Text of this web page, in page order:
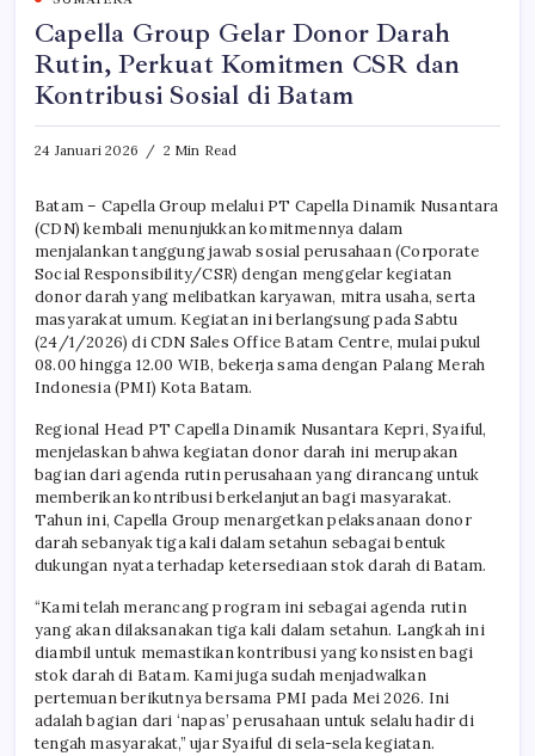
Capella Group Gelar Donor Darah
Rutin, Perkuat Komitmen CSR dan
Kontribusi Sosial di Batam
24 Januari 2026 2 Min Read
Batam – Capella Group melalui PT Capella Dinamik Nusantara
(CDN) kembali menunjukkan komitmennya dalam
menjalankan tanggung jawab sosial perusahaan (Corporate
Social Responsibility/CSR) dengan menggelar kegiatan
donor darah yang melibatkan karyawan, mitra usaha, serta
masyarakat umum. Kegiatan ini berlangsung pada Sabtu
(24/1/2026) di CDN Sales Office Batam Centre, mulai pukul
08.00 hingga 12.00 WIB, bekerja sama dengan Palang Merah
Indonesia (PMI) Kota Batam.
Regional Head PT Capella Dinamik Nusantara Kepri, Syaiful,
menjelaskan bahwa kegiatan donor darah ini merupakan
bagian dari agenda rutin perusahaan yang dirancang untuk
memberikan kontribusi berkelanjutan bagi masyarakat.
Tahun ini, Capella Group menargetkan pelaksanaan donor
darah sebanyak tiga kali dalam setahun sebagai bentuk
dukungan nyata terhadap ketersediaan stok darah di Batam.
“Kami telah merancang program ini sebagai agenda rutin
yang akan dilaksanakan tiga kali dalam setahun. Langkah ini
diambil untuk memastikan kontribusi yang konsisten bagi
stok darah di Batam. Kami juga sudah menjadwalkan
pertemuan berikutnya bersama PMI pada Mei 2026. Ini
adalah bagian dari ‘napas’ perusahaan untuk selalu hadir di
tengah masyarakat,” ujar Syaiful di sela-sela kegiatan.